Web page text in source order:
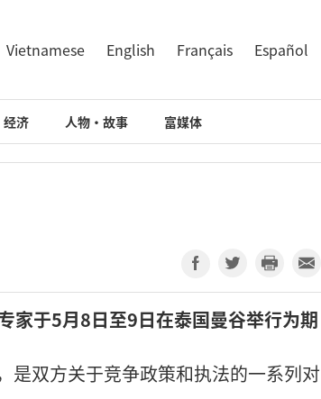
Vietnamese English Français Español
经济 人物·故事 富媒体
家于5月8日至9日在泰国曼谷举行为期
双方关于竞争政策和执法的一系列对